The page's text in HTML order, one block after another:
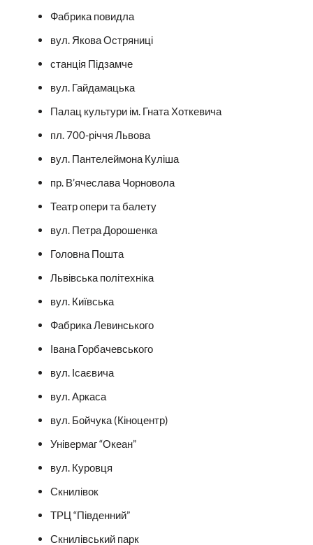
Фабрика повидла
вул. Якова Остряниці
станція Підзамче
вул. Гайдамацька
Палац культури ім. Гната Хоткевича
пл. 700-річчя Львова
вул. Пантелеймона Куліша
пр. В’ячеслава Чорновола
Театр опери та балету
вул. Петра Дорошенка
Головна Пошта
Львівська політехніка
вул. Київська
Фабрика Левинського
Івана Горбачевського
вул. Ісаєвича
вул. Аркаса
вул. Бойчука (Кіноцентр)
Універмаг “Океан”
вул. Куровця
Скнилівок
ТРЦ “Південний”
Скнилівський парк